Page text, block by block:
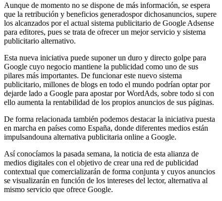
Aunque de momento no se dispone de más información, se espera
que la retribución y beneficios generadospor dichosanuncios, supere
los alcanzados por el actual sistema publicitario de Google Adsense
para editores, pues se trata de ofrecer un mejor servicio y sistema
publicitario alternativo.
Esta nueva iniciativa puede suponer un duro y directo golpe para
Google cuyo negocio mantiene la publicidad como uno de sus
pilares más importantes. De funcionar este nuevo sistema
publicitario, millones de blogs en todo el mundo podrían optar por
dejarde lado a Google para apostar por WordAds, sobre todo si con
ello aumenta la rentabilidad de los propios anuncios de sus páginas.
De forma relacionada también podemos destacar la iniciativa puesta
en marcha en países como España, donde diferentes medios están
impulsandouna alternativa publicitaria online a Google.
Así conocíamos la pasada semana, la noticia de esta alianza de
medios digitales con el objetivo de crear una red de publicidad
contextual que comercializarán de forma conjunta y cuyos anuncios
se visualizarán en función de los intereses del lector, alternativa al
mismo servicio que ofrece Google.